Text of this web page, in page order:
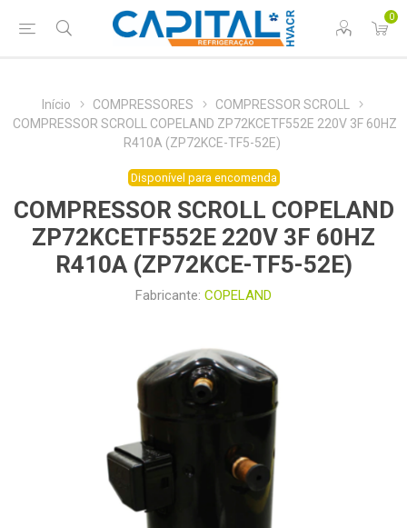
0
Início COMPRESSORES
COMPRESSOR SCROLL
COMPRESSOR SCROLL COPELAND ZP72KCETF552E 220V 3F 60HZ
R410A (ZP72KCE-TF5-52E)
Disponível para encomenda
COMPRESSOR SCROLL COPELAND
ZP72KCETF552E 220V 3F 60HZ
R410A (ZP72KCE-TF5-52E)
Fabricante: COPELAND